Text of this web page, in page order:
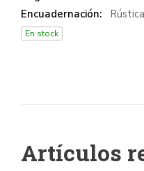
Encuadernación:
Rústica
En stock
Artículos